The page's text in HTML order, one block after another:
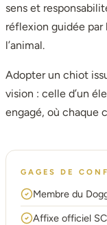
sens et
réflexion guidée par
l’animal.
Adopter un chiot
vision : celle d’un
engagé, où chaque
GAGES DE
Membre du
Affixe officiel